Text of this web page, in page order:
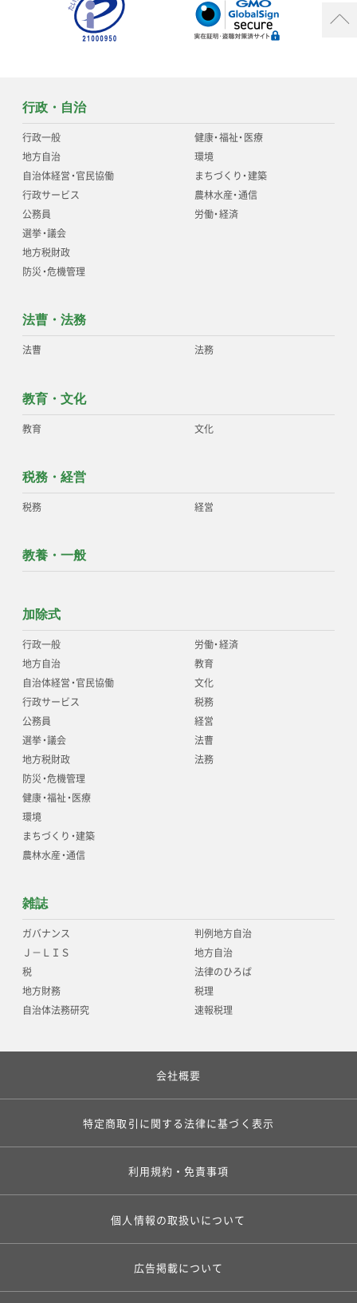
行政・自治
行政一般
地方自治
自治体経営・官民協働
行政サービス
公務員
選挙・議会
地方税財政
防災・危機管理
健康・福祉・医療
環境
まちづくり・建築
農林水産・通信
労働・経済
法曹・法務
法曹 法務
教育・文化
教育 文化
税務・経営
税務 経営
教養・一般
加除式
行政一般
地方自治
自治体経営・官民協働
行政サービス
公務員
選挙・議会
地方税財政
防災・危機管理
健康・福祉・医療
環境
まちづくり・建築
農林水産・通信
労働・経済
教育
文化
税務
経営
法曹
法務
雑誌
ガバナンス
Ｊ－ＬＩＳ
税
地方財務
自治体法務研究
判例地方自治
地方自治
法律のひろば
税理
速報税理
会社概要
特定商取引に関する法律に基づく表示
利用規約・免責事項
個人情報の取扱いについて
広告掲載について